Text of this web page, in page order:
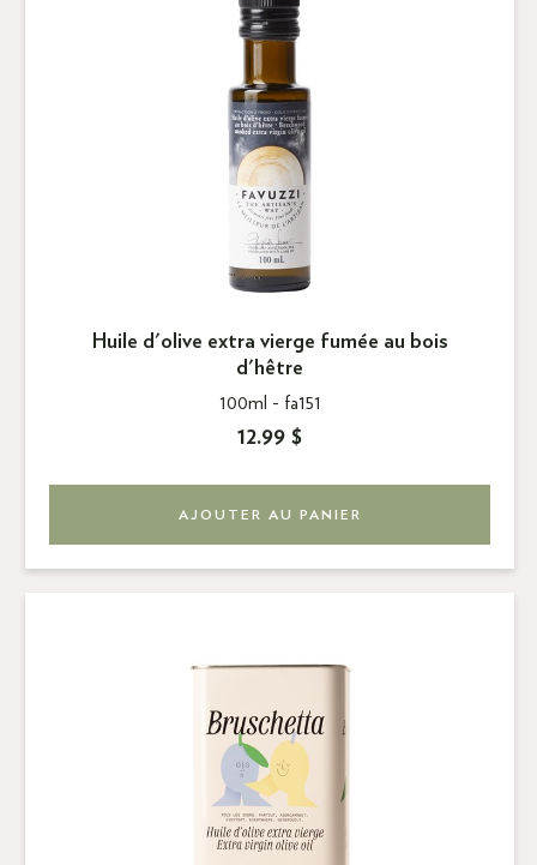
Huile d'olive extra vierge fumée au bois
d'hêtre
100ml - fa151
12.99 $
AJOUTER AU PANIER